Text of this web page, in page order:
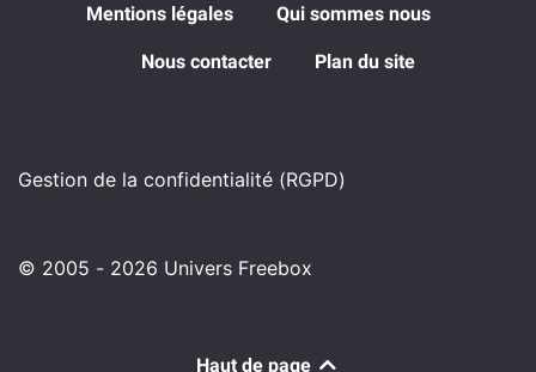
Mentions légales Qui sommes nous
Nous contacter Plan du site
Gestion de la confidentialité (RGPD)
© 2005 - 2026 Univers Freebox
Haut de page